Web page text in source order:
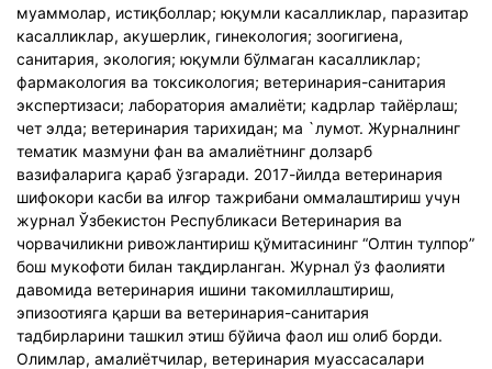
муаммолар, истиқболлар; юқумли касалликлар, паразитар
касалликлар, акушерлик, гинекология; зоогигиена,
санитария, экология; юқумли бўлмаган касалликлар;
фармакология ва токсикология; ветеринария-санитария
экспертизаси; лаборатория амалиёти; кадрлар тайёрлаш;
чет элда; ветеринария тарихидан; ма `лумот. Журналнинг
тематик мазмуни фан ва амалиётнинг долзарб
вазифаларига қараб ўзгаради. 2017-йилда ветеринария
шифокори касби ва илғор тажрибани оммалаштириш учун
журнал Ўзбекистон Республикаси Ветеринария ва
чорвачиликни ривожлантириш қўмитасининг “Олтин тулпор”
бош мукофоти билан тақдирланган. Журнал ўз фаолияти
давомида ветеринария ишини такомиллаштириш,
эпизоотияга қарши ва ветеринария-санитария
тадбирларини ташкил этиш бўйича фаол иш олиб борди.
Олимлар, амалиётчилар, ветеринария муассасалари